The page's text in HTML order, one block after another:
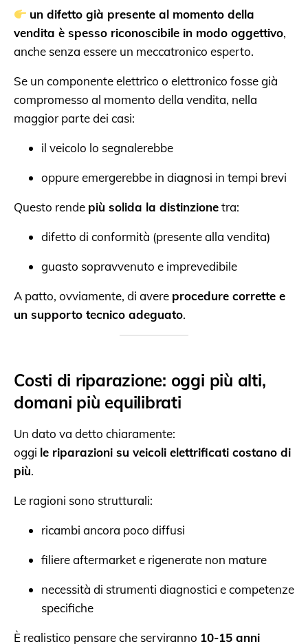
un difetto già presente al momento della
vendita è spesso riconoscibile in modo oggettivo,
anche senza essere un meccatronico esperto.
Se un componente elettrico o elettronico fosse già
compromesso al momento della vendita, nella
maggior parte dei casi:
il veicolo lo segnalerebbe
oppure emergerebbe in diagnosi in tempi brevi
Questo rende più solida la distinzionetra:
difetto di conformità (presente alla vendita)
guasto sopravvenuto e imprevedibile
A patto, ovviamente, di avere procedure corrette e
un supporto tecnico adeguato.
Costi di riparazione: oggi più alti,
domani più equilibrati
Un dato va detto chiaramente:
oggi le riparazioni su veicoli elettrificati costano di
più.
Le ragioni sono strutturali:
ricambi ancora poco diffusi
filiere aftermarket e rigenerate non mature
necessità di strumenti diagnostici e competenze
specifiche
È realistico pensare che serviranno 10-15 anni